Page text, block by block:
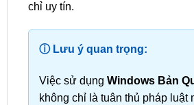
chỉ uy tín.
ⓘ Lưu ý quan trọng:
Việc sử dụng Windows Bản
không chỉ là tuân thủ pháp luật